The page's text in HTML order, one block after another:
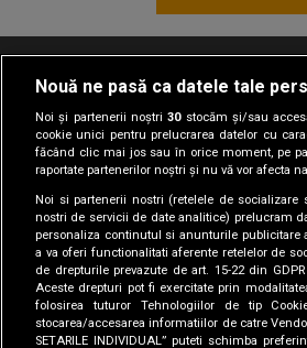
Termeni si
Nouă ne pasă ca datele tale
Noi și partenerii noștri30stocăm și/sau
cookie unici pentru prelucrarea datelor cu
făcând clic mai jos sau în orice moment, pe
raportate partenerilor noștri și nu vă vor afecta
Noi si partenerii nostri (retelele de
nostri de servicii de date analitice) prelucram
personaliza continutul si anunturile
a va oferi functionalitati aferente retelelor de
de drepturile prevazute de art. 15-22 din
Aceste drepturi pot fi exercitate prin
folosirea tuturor Tehnologiilor de tip
stocarea/accesarea informatiilor de catre
SETARILE INDIVIDUAL” puteti schimba